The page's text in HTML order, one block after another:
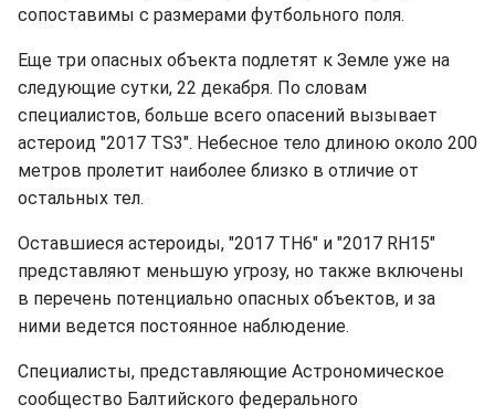
сопоставимы с размерами футбольного поля.
Еще три опасных объекта подлетят к Земле уже на
следующие сутки, 22 декабря. По словам
специалистов, больше всего опасений вызывает
астероид "2017 TS3". Небесное тело длиною около 200
метров пролетит наиболее близко в отличие от
остальных тел.
Оставшиеся астероиды, "2017 TH6" и "2017 RH15"
представляют меньшую угрозу, но также включены
в перечень потенциально опасных объектов, и за
ними ведется постоянное наблюдение.
Специалисты, представляющие Астрономическое
сообщество Балтийского федерального